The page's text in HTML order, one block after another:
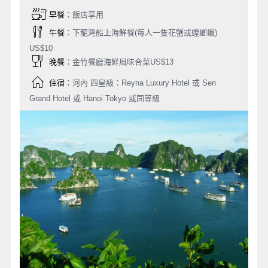
早餐：飯店享用
午餐：下龍灣船上海鮮餐(每人一隻花蟹或螳螂蝦)
US$10
晚餐：金竹餐廳海鮮風味合菜US$13
住宿：河內 四星級：Reyna Luxury Hotel 或 Sen
Grand Hotel 或 Hanoi Tokyo 或同等級